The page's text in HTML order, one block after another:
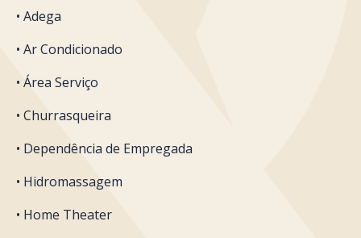
• Adega
• Ar Condicionado
• Área Serviço
• Churrasqueira
• Dependência de Empregada
• Hidromassagem
• Home Theater